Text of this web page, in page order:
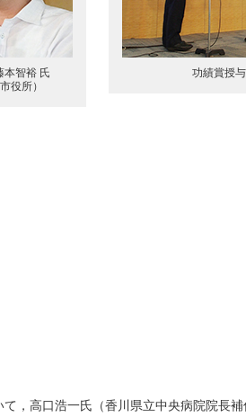
本智裕 氏
役所）
功績賞授与
，高口浩一氏（香川県立中央病院院長